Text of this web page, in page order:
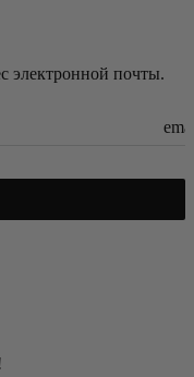
электронной почты.